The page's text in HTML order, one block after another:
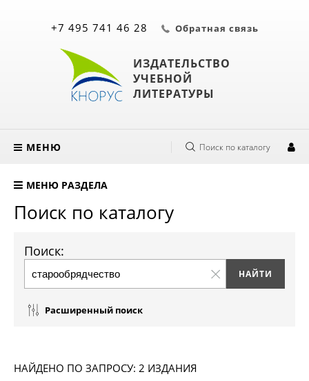
ИЗДАТЕЛЬСТВО
УЧЕБНОЙ
ЛИТЕРАТУРЫ
+7 495 741 46 28 Обратная связь
МЕНЮ Поиск по каталогу
МЕНЮ РАЗДЕЛА
Поиск по каталогу
Поиск:
Расширенный поиск
НАЙДЕНО ПО ЗАПРОСУ: 2 ИЗДАНИЯ